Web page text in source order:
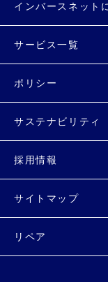
インバースネット
サービス一覧
ポリシー
サステナビリティ
採用情報
サイトマップ
リペア